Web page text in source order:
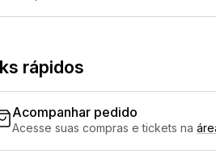
rápidos
Acompanhar pedido
Acesse suas compras e tickets na